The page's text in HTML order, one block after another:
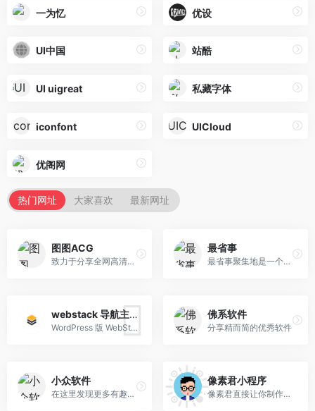
一为忆 优设
UI中国 站酷
UI uigreat 私藏字体
iconfont UICloud
优阁网
热门网址 大家喜欢 最新网址
图图ACG
致力于分享全网高清好看的图片
最省事
最省事聚集地是一个内容创作与分享社区，专注收集和分享负责任、有智趣、贴近生活的内容。
webstack 导航主题开源版
WordPress 版 WebStack 导航主题，开源版下载地址。
佛系软件
分享精而简的优秀软件
小众软件
在这里发现更多有趣的应用
像素君小程序
像素君直接让你制作属于你自己的像素头像，简单操作，独特风格。